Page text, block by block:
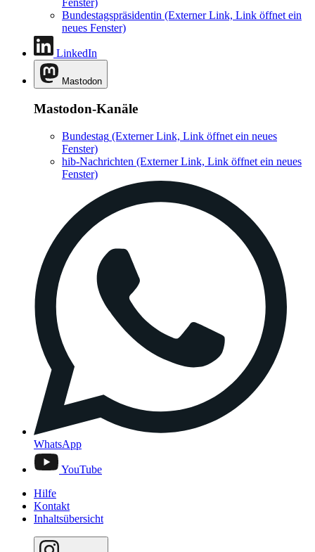
Bundestagspräsidentin (Externer Link, Link öffnet ein
neues Fenster)
LinkedIn
Mastodon
Mastodon-Kanäle
Bundestag (Externer Link, Link öffnet ein neues
Fenster)
hib-Nachrichten (Externer Link, Link öffnet ein neues
Fenster)
WhatsApp
YouTube
Hilfe
Kontakt
Inhaltsübersicht